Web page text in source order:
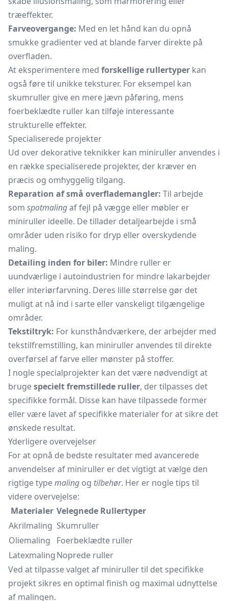
træeffekter.
Farveovergange: Med en let hånd kan du opnå
smukke gradienter ved at blande farver direkte på
overfladen.
At eksperimentere med forskellige rullertyper kan
også føre til unikke teksturer. For eksempel kan
skumruller give en mere jævn påføring, mens
foerbeklædte ruller kan tilføje interessante
strukturelle effekter.
Specialiserede projekter
Ud over dekorative teknikker kan miniruller anvendes i
en række specialiserede projekter, der kræver en
præcis og omhyggelig tilgang.
Reparation af små overflademangler: Til arbejde
som spotmalingaf fejl på vægge eller møbler er
miniruller ideelle. De tillader detaljearbejde i små
områder uden risiko for dryp eller overskydende
maling.
Detailing inden for biler: Mindre ruller er
uundværlige i autoindustrien for mindre lakarbejder
eller interiørfarvning. Deres lille størrelse gør det
muligt at nå ind i sarte eller vanskeligt tilgængelige
områder.
Tekstiltryk: For kunsthåndværkere, der arbejder med
tekstilfremstilling, kan miniruller anvendes til direkte
overførsel af farve eller mønster på stoffer.
I nogle specialprojekter kan det være nødvendigt at
brugespecielt fremstillede ruller, der tilpasses det
specifikke formål. Disse kan have tilpassede former
eller være lavet af specifikke materialer for at sikre det
ønskede resultat.
Yderligere overvejelser
For at opnå de bedste resultater med avancerede
anvendelser af miniruller er det vigtigt at vælge den
rigtige typemaling og tilbehør. Her er nogle tips til
videre overvejelse:
Materialer Velegnede Rullertyper
Akrilmaling Skumruller
Oliemaling
Foerbeklædte ruller
LatexmalingNoprede ruller
Ved at tilpasse valget af miniruller til det specifikke
projekt sikres en optimal finish og maximal udnyttelse
af malingen.